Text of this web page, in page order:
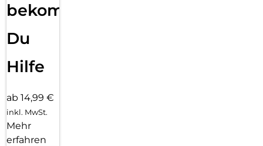
bekommst
Du
Hilfe
ab 14,99 €
inkl. MwSt.
Mehr
erfahren